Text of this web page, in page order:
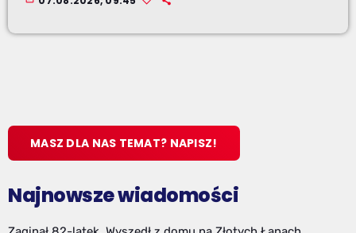
MASZ DLA NAS TEMAT? NAPISZ!
Najnowsze wiadomości